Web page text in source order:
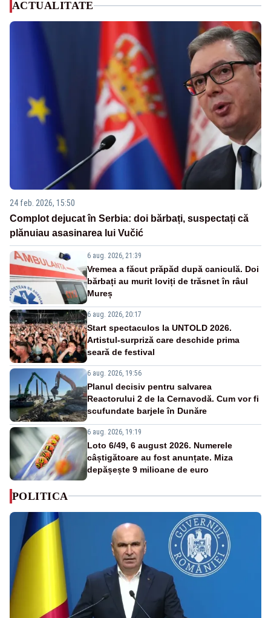
ACTUALITATE
24 feb. 2026, 15:50
Complot dejucat în Serbia: doi bărbați, suspectați că
plănuiau asasinarea lui Vučić
6 aug. 2026, 21:39
Vremea a făcut prăpăd după caniculă. Doi
bărbați au murit loviți de trăsnet în râul
Mureș
6 aug. 2026, 20:17
Start spectaculos la UNTOLD 2026.
Artistul-surpriză care deschide prima
seară de festival
6 aug. 2026, 19:56
Planul decisiv pentru salvarea
Reactorului 2 de la Cernavodă. Cum vor fi
scufundate barjele în Dunăre
6 aug. 2026, 19:19
Loto 6/49, 6 august 2026. Numerele
câștigătoare au fost anunțate. Miza
depășește 9 milioane de euro
POLITICA